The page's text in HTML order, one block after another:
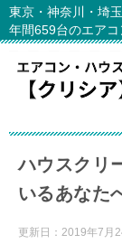
東京・神奈川・埼玉
年間659台のエア
ハウスクリ
いるあなた
更新日： 2019年7月